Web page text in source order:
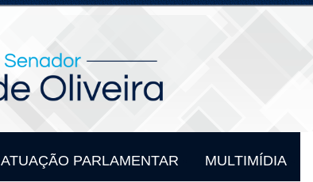
ATUAÇÃO PARLAMENTAR MULTIMÍDIA